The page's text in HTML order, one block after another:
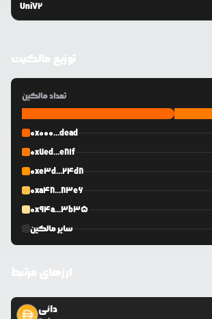
UniV2
توزیع مالکیت
تعداد مالکین
0x000...dead
0x7ed...e81f
0xe3d...24d8
0xa48...83e6
0x94a...3b35
سایر مالکین
دائی